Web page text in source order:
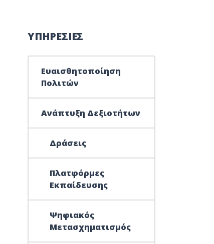
ΥΠΗΡΕΣΙΕΣ
Ευαισθητοποίηση
Πολιτών
Ανάπτυξη Δεξιοτήτων
Δράσεις
Πλατφόρμες
Εκπαίδευσης
Ψηφιακός
Μετασχηματισμός